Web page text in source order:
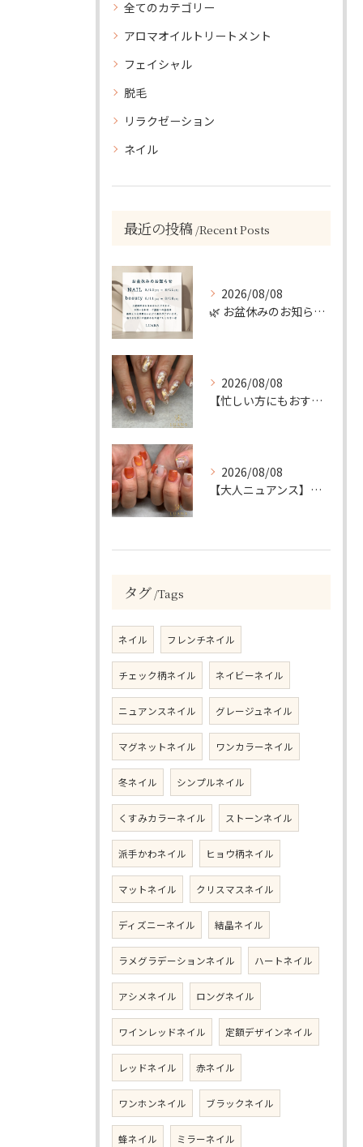
全てのカテゴリー
アロマオイルトリートメント
フェイシャル
脱毛
リラクゼーション
ネイル
最近の投稿 Recent Posts
2026/08/08
🌿 お盆休みのお知らせ 🌿
2026/08/08
【忙しい方にもおすすめ】ゴールド＆ホワイトの大人ニュアンスホイルネイル
2026/08/08
【大人ニュアンス】マグネット×ぷっくりミラーのニュアンスデザイン
タグ Tags
ネイル フレンチネイル
チェック柄ネイル ネイビーネイル
ニュアンスネイル グレージュネイル
マグネットネイル ワンカラーネイル
冬ネイル シンプルネイル
くすみカラーネイル ストーンネイル
派手かわネイル ヒョウ柄ネイル
マットネイル クリスマスネイル
ディズニーネイル 結晶ネイル
ラメグラデーションネイル ハートネイル
アシメネイル ロングネイル
ワインレッドネイル 定額デザインネイル
レッドネイル 赤ネイル
ワンホンネイル ブラックネイル
蜂ネイル ミラーネイル